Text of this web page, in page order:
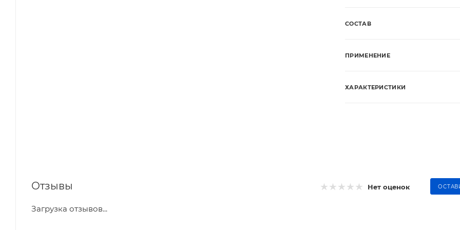
СОСТАВ
ПРИМЕНЕНИЕ
ХАРАКТЕРИСТИКИ
Отзывы Нет оценок
Загрузка отзывов...